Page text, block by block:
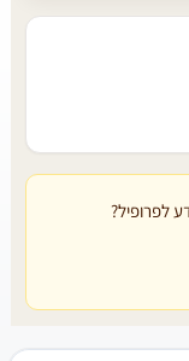
לפרופיל?